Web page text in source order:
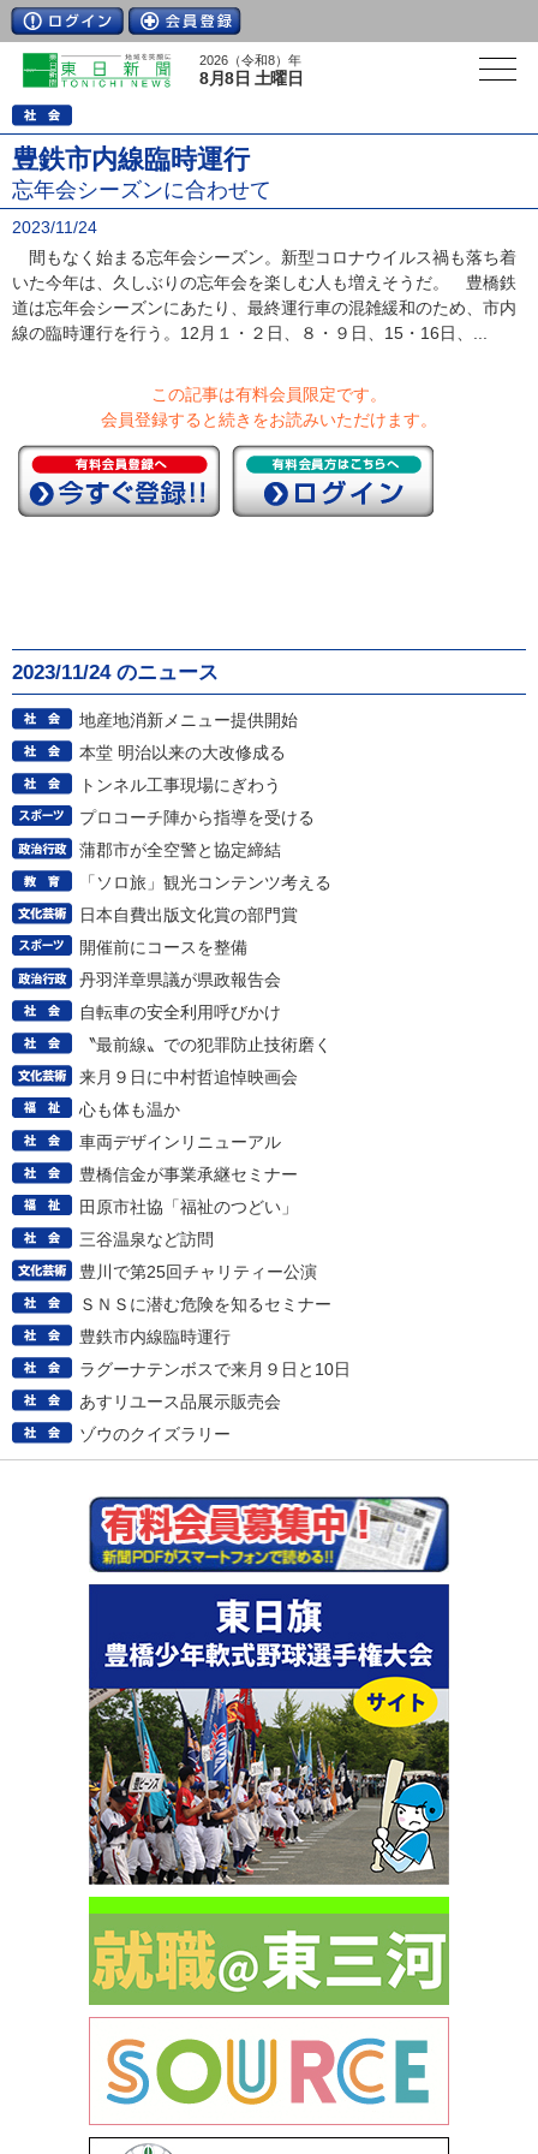
2026（令和8）年
8月8日 土曜日
豊鉄市内線臨時運行
忘年会シーズンに合わせて
2023/11/24
間もなく始まる忘年会シーズン。新型コロナウイルス禍も落ち着
いた今年は、久しぶりの忘年会を楽しむ人も増えそうだ。 豊橋鉄
道は忘年会シーズンにあたり、最終運行車の混雑緩和のため、市内
線の臨時運行を行う。12月１・２日、８・９日、15・16日、...
この記事は有料会員限定です。
会員登録すると続きをお読みいただけます。
2023/11/24 のニュース
地産地消新メニュー提供開始
本堂 明治以来の大改修成る
トンネル工事現場にぎわう
プロコーチ陣から指導を受ける
蒲郡市が全空警と協定締結
「ソロ旅」観光コンテンツ考える
日本自費出版文化賞の部門賞
開催前にコースを整備
丹羽洋章県議が県政報告会
自転車の安全利用呼びかけ
〝最前線〟での犯罪防止技術磨く
来月９日に中村哲追悼映画会
心も体も温か
車両デザインリニューアル
豊橋信金が事業承継セミナー
田原市社協「福祉のつどい」
三谷温泉など訪問
豊川で第25回チャリティー公演
ＳＮＳに潜む危険を知るセミナー
豊鉄市内線臨時運行
ラグーナテンボスで来月９日と10日
あすリユース品展示販売会
ゾウのクイズラリー